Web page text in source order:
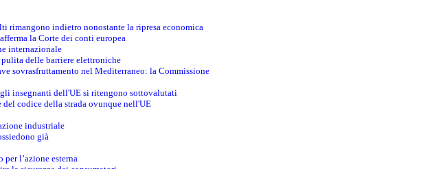
rimangono indietro nonostante la ripresa economica
la Corte dei conti europea
internazionale
delle barriere elettroniche
sovrasfruttamento nel Mediterraneo: la Commissione
insegnanti dell'UE si ritengono sottovalutati
del codice della strada ovunque nell'UE
industriale
già
l’azione esterna